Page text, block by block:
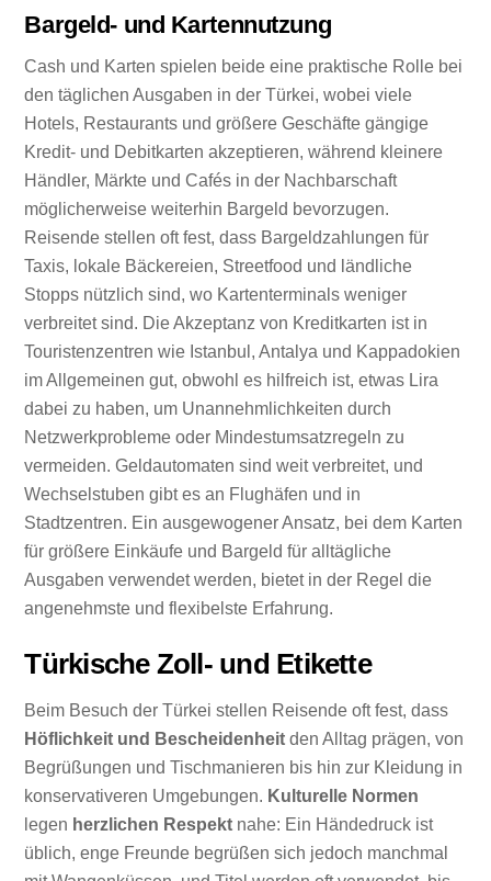
Bargeld- und Kartennutzung
Cash und Karten spielen beide eine praktische Rolle bei
den täglichen Ausgaben in der Türkei, wobei viele
Hotels, Restaurants und größere Geschäfte gängige
Kredit- und Debitkarten akzeptieren, während kleinere
Händler, Märkte und Cafés in der Nachbarschaft
möglicherweise weiterhin Bargeld bevorzugen.
Reisende stellen oft fest, dass Bargeldzahlungen für
Taxis, lokale Bäckereien, Streetfood und ländliche
Stopps nützlich sind, wo Kartenterminals weniger
verbreitet sind. Die Akzeptanz von Kreditkarten ist in
Touristenzentren wie Istanbul, Antalya und Kappadokien
im Allgemeinen gut, obwohl es hilfreich ist, etwas Lira
dabei zu haben, um Unannehmlichkeiten durch
Netzwerkprobleme oder Mindestumsatzregeln zu
vermeiden. Geldautomaten sind weit verbreitet, und
Wechselstuben gibt es an Flughäfen und in
Stadtzentren. Ein ausgewogener Ansatz, bei dem Karten
für größere Einkäufe und Bargeld für alltägliche
Ausgaben verwendet werden, bietet in der Regel die
angenehmste und flexibelste Erfahrung.
Türkische Zoll- und Etikette
Beim Besuch der Türkei stellen Reisende oft fest, dass
Höflichkeit und Bescheidenheit den Alltag prägen, von
Begrüßungen und Tischmanieren bis hin zur Kleidung in
konservativeren Umgebungen. Kulturelle Normen
legen herzlichen Respekt nahe: Ein Händedruck ist
üblich, enge Freunde begrüßen sich jedoch manchmal